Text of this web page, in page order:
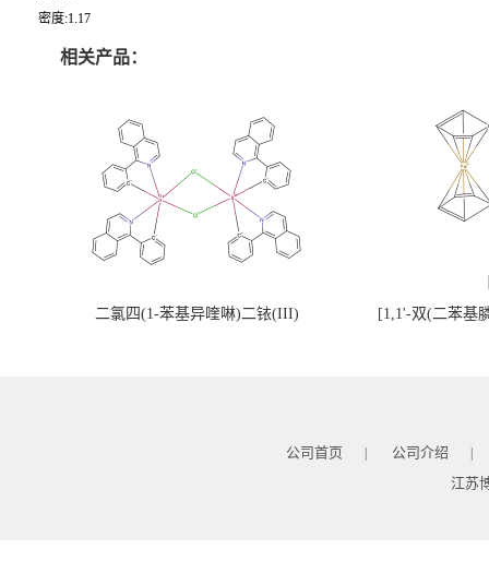
密度:1.17
相关产品：
二氯四(1-苯基异喹啉)二铱(III) [1,1'-双(二苯基
公司首页 | 公司介绍 |
江苏